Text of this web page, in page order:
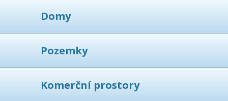
Domy
Pozemky
Komerční prostory